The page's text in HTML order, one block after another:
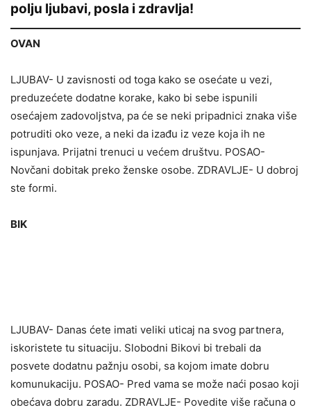
polju ljubavi, posla i zdravlja!
OVAN
LJUBAV- U zavisnosti od toga kako se osećate u vezi,
preduzećete dodatne korake, kako bi sebe ispunili
osećajem zadovoljstva, pa će se neki pripadnici znaka više
potruditi oko veze, a neki da izađu iz veze koja ih ne
ispunjava. Prijatni trenuci u većem društvu. POSAO-
Novčani dobitak preko ženske osobe. ZDRAVLJE- U dobroj
ste formi.
BIK
LJUBAV- Danas ćete imati veliki uticaj na svog partnera,
iskoristete tu situaciju. Slobodni Bikovi bi trebali da
posvete dodatnu pažnju osobi, sa kojom imate dobru
komunukaciju. POSAO- Pred vama se može naći posao koji
obećava dobru zaradu. ZDRAVLJE- Povedite više računa o